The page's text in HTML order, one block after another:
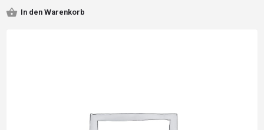
In den Warenkorb